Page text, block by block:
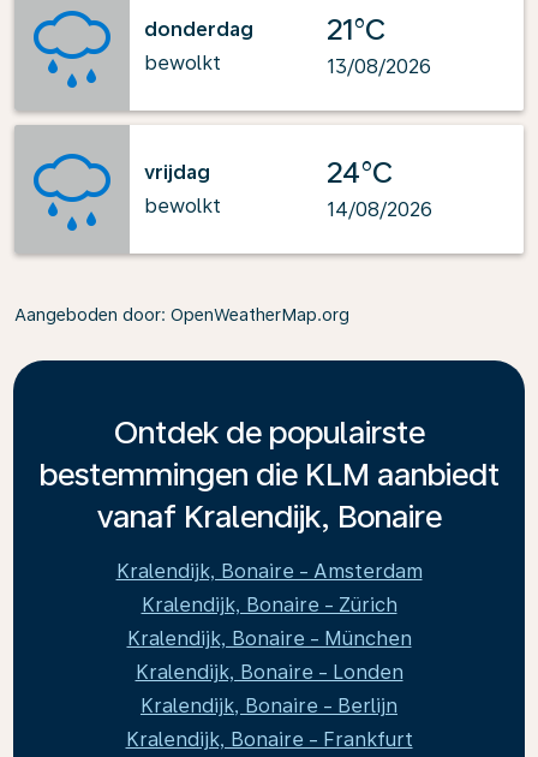
donderdag
bewolkt
21°C
13/08/2026
vrijdag
bewolkt
24°C
14/08/2026
Aangeboden door: OpenWeatherMap.org
Ontdek de populairste
bestemmingen die KLM aanbiedt
vanaf Kralendijk, Bonaire
Kralendijk, Bonaire - Amsterdam
Kralendijk, Bonaire - Zürich
Kralendijk, Bonaire - München
Kralendijk, Bonaire - Londen
Kralendijk, Bonaire - Berlijn
Kralendijk, Bonaire - Frankfurt